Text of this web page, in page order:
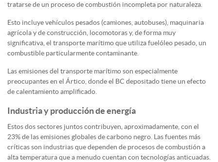
tratarse de un proceso de combustión incompleta por naturaleza.
Esto incluye vehículos pesados (camiones, autobuses), maquinaria
agrícola y de construcción, locomotoras y, de forma muy
significativa, el transporte marítimo que utiliza fuelóleo pesado, un
combustible particularmente contaminante.
Las emisiones del transporte marítimo son especialmente
preocupantes en el Ártico, donde el BC depositado tiene un efecto
de calentamiento amplificado.
Industria y producción de energía
Estos dos sectores juntos contribuyen, aproximadamente, con el
23% de las emisiones globales de carbono negro. Las fuentes más
críticas son industrias que dependen de procesos de combustión a
alta temperatura que a menudo cuentan con tecnologías anticuadas.